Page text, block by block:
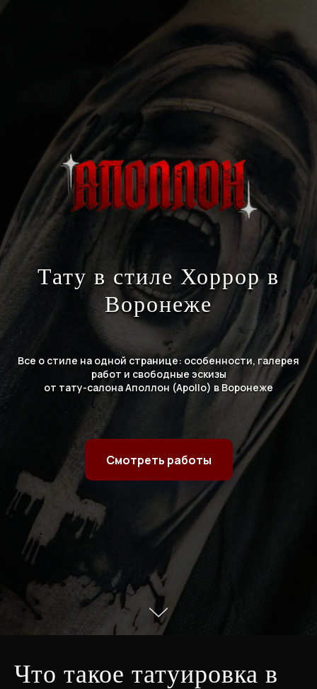
Тату в стиле Хоррор в
Воронеже
Все о стиле на одной странице: особенности, галерея
работ и свободные эскизы
от тату-салона Аполлон (Apollo) в Воронеже
Смотреть работы
Что такое татуировка в